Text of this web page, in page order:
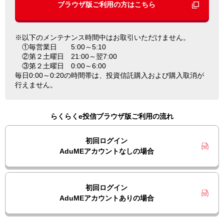
ブラウザ版ご利用の方はこちら
※以下のメンテナンス時間中はお取引いただけません。
①毎営業日 5:00～5:10
②第２土曜日 21:00～翌7:00
③第２土曜日 0:00～6:00
毎日0:00～0:20の時間帯は、投資信託購入および購入取消が
行えません。
らくらくe投信ブラウザ版ご利用の流れ
初回ログイン
AduMEアカウントなしの場合
初回ログイン
AduMEアカウントありの場合